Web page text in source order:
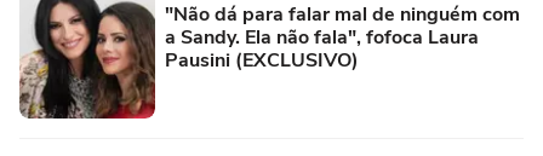
"Não dá para falar mal de ninguém com
a Sandy. Ela não fala", fofoca Laura
Pausini (EXCLUSIVO)